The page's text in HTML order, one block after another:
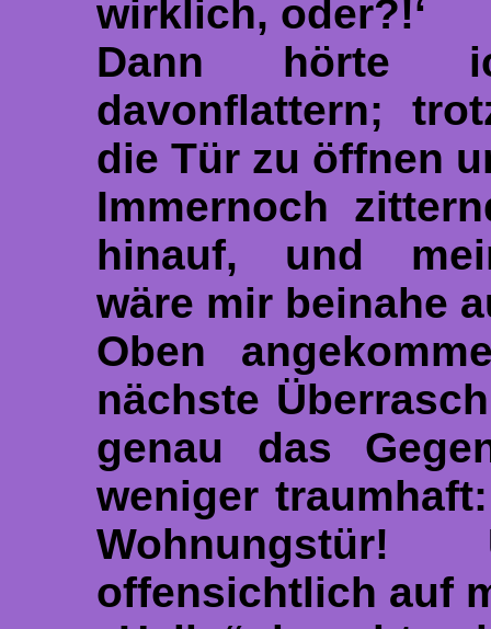
wirklich, oder?!‘
Dann hörte
davonflattern;
die Tür zu öffnen
Immernoch
hinauf, und
wäre mir beinahe
Oben
nächste
genau das
weniger
offensichtlich auf